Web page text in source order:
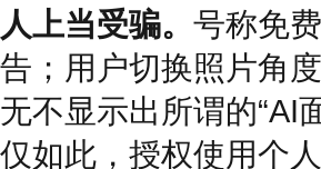
人上当受骗。 号称免
告；用户切换照片角
无不显示出所谓的“AI
仅如此，授权使用个